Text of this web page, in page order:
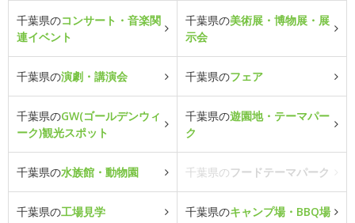
千葉県のコンサート・音楽関
連イベント
千葉県の美術展・博物展・展
示会
千葉県の演劇・講演会 千葉県のフェア
千葉県のGW(ゴールデンウィ
ーク)観光スポット
千葉県の遊園地・テーマパー
ク
千葉県の水族館・動物園 千葉県のフードテーマパーク
千葉県の工場見学 千葉県のキャンプ場・BBQ場